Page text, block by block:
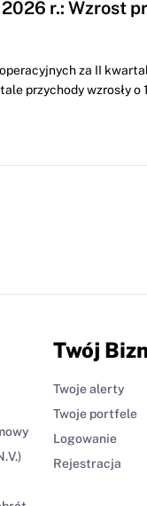
r.: Wzrost
za II
przychody wzrosły
Twój
Twoje alerty
Twoje portfele
Logowanie
Rejestracja